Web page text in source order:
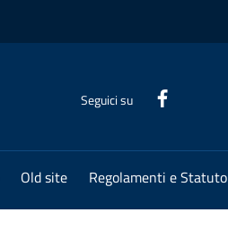
Seguici su
Old site Regolamenti e Statuto